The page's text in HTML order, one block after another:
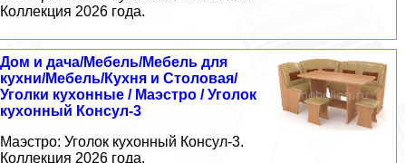
Коллекция 2026 года.
Дом и дача/Мебель/Мебель для
кухни/Мебель/Кухня и Столовая/
Уголки кухонные / Маэстро / Уголок
кухонный Консул-3
Маэстро: Уголок кухонный Консул-3.
Коллекция 2026 года.